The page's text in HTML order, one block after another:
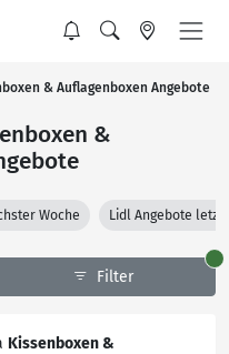
& Auflagenboxen Angebote
&
Woche Lidl Angebote
Filter
Kissenboxen &